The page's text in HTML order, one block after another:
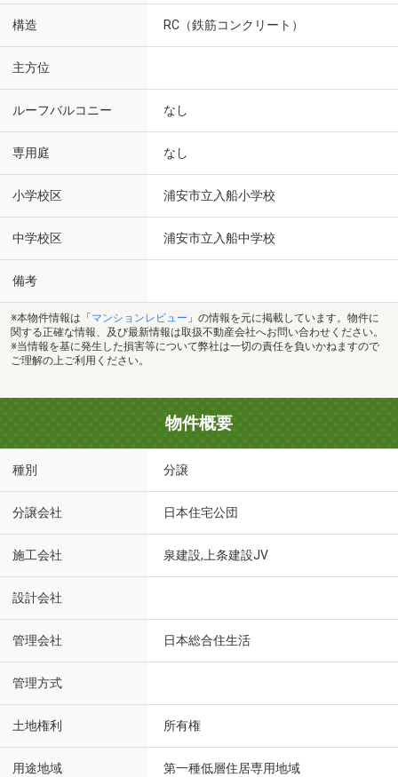
構造 RC（鉄筋コンクリート）
主方位
ルーフバルコニー なし
専用庭 なし
小学校区 浦安市立入船小学校
中学校区 浦安市立入船中学校
備考
※本物件情報は「 マンションレビュー 」の情報を元に掲載しています。物件に
関する正確な情報、及び最新情報は取扱不動産会社へお問い合わせください。
※当情報を基に発生した損害等について弊社は一切の責任を負いかねますので
ご理解の上ご利用ください。
物件概要
種別 分譲
分譲会社 日本住宅公団
施工会社 泉建設,上条建設JV
設計会社
管理会社 日本総合住生活
管理方式
土地権利 所有権
用途地域 第一種低層住居専用地域